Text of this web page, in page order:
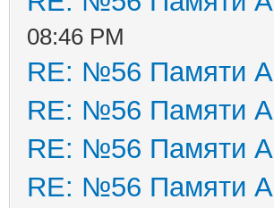
08:46 PM
RE: №56 Памяти
RE: №56 Памяти
RE: №56 Памяти
RE: №56 Памяти